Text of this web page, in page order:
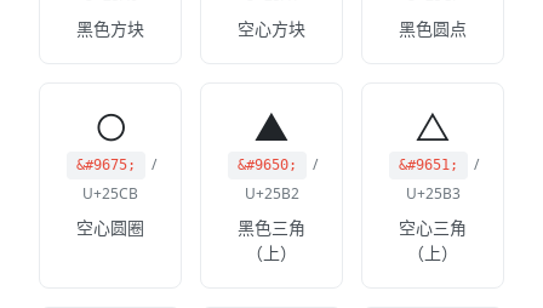
黑色方块 空心方块 黑色圆点
○
&#9675;
/
U+25CB
空心圆圈
▲
&#9650;
/
U+25B2
黑色三角
（上）
△
&#9651;
/
U+25B3
空心三角
（上）